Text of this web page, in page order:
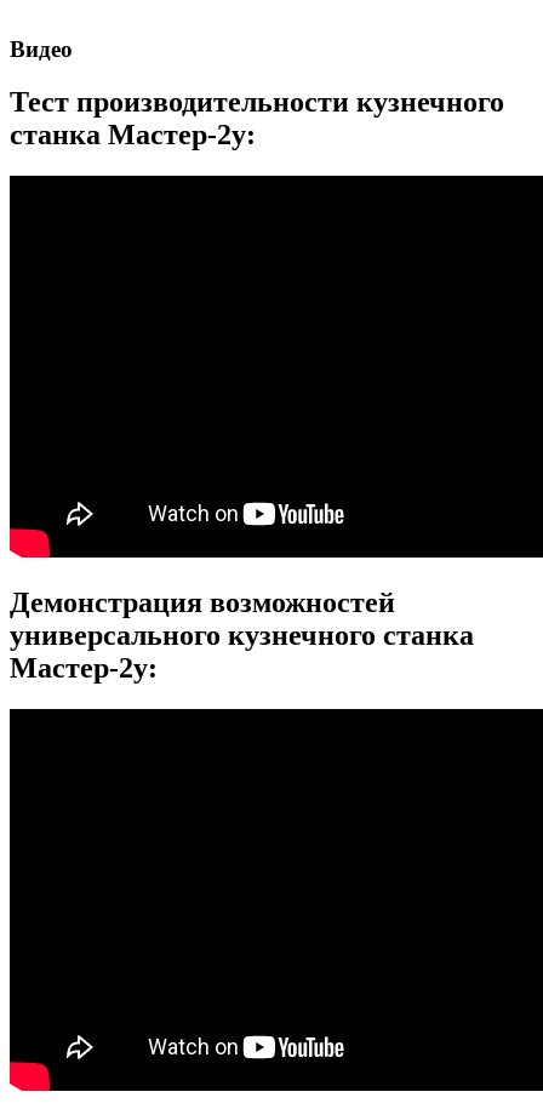
Видео
Тест производительности кузнечного
станка Мастер-2у:
Демонстрация возможностей
универсального кузнечного станка
Мастер-2у: